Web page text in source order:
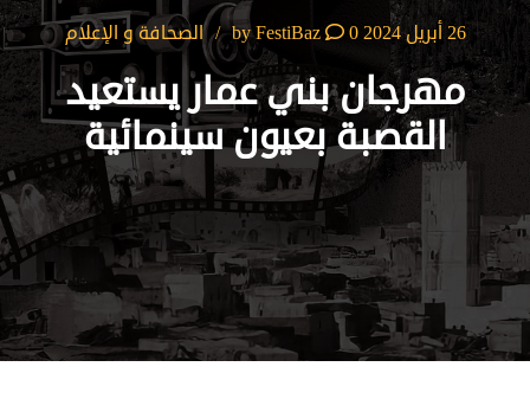
26 أبريل 2024 by
FestiBaz 0 الصحافة و الإعلام
مهرجان بني عمار يستعيد
القصبة بعيون سينمائية